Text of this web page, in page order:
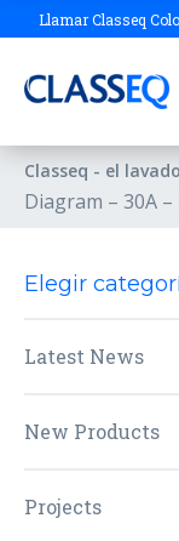
Llamar Classeq
Classeq - el
Diagram – 30A –
Elegir
Latest News
New Products
Projects